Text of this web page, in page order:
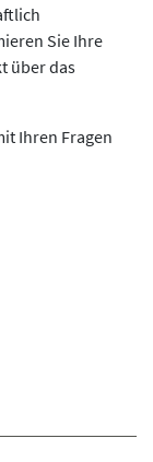
Sie Ihre
über das
Ihren Fragen